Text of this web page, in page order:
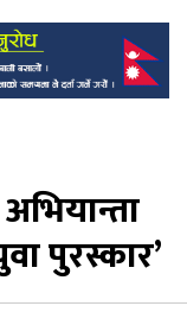
पुरस्कार’